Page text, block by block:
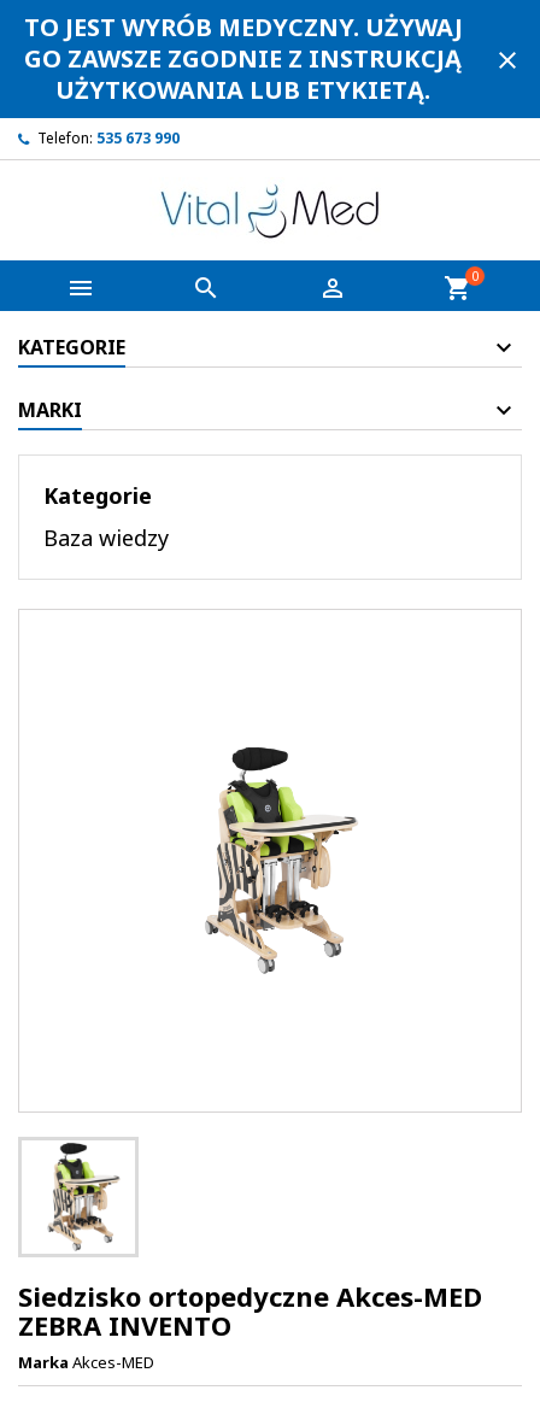
TO JEST WYRÓB MEDYCZNY. UŻYWAJ
GO ZAWSZE ZGODNIE Z INSTRUKCJĄ
UŻYTKOWANIA LUB ETYKIETĄ.
close
Telefon: 535 673 990
   shopping_cart0
KATEGORIE
MARKI
Kategorie
Baza wiedzy
Siedzisko ortopedyczne Akces-MED
ZEBRA INVENTO
Marka Akces-MED